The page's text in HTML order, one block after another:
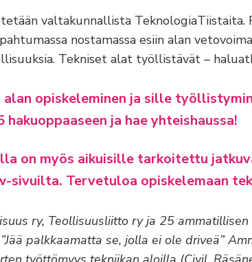
valtakunnallista TeknologiaTiistaita.
nostamassa esiin alan
Tekniset alat työllistävät –
alan opiskeleminen ja sille
hakuoppaaseen ja hae yhteishaussa!
on myös aikuisille tarkoitettu
sivuilta. Tervetuloa opiskelemaan
ry, Teollisuusliitto ry ja 25
palkkaamatta se, jolla ei ole driveä”